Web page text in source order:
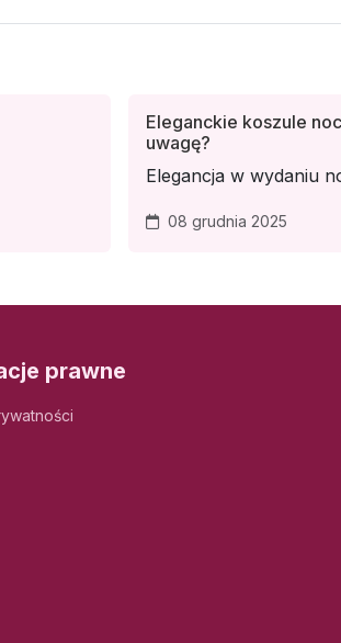
Eleganckie koszule
uwagę?
Elegancja w wydaniu
08 grudnia 2025
prawne